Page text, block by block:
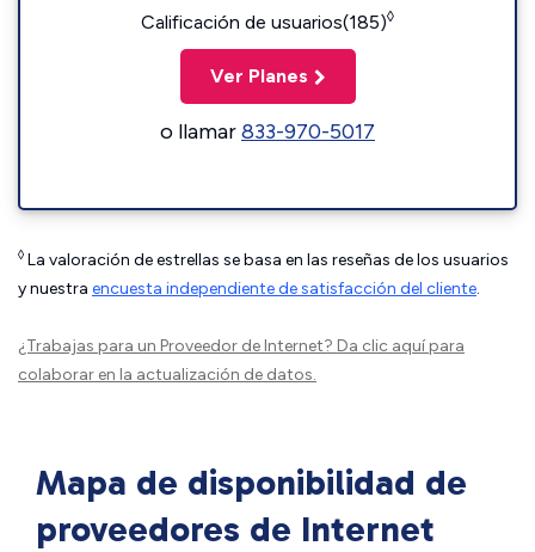
Calificación de usuarios(185)◊
Ver Planes
o llamar833-970-5017
◊ La valoración de estrellas se basa en las reseñas de los usuarios
y nuestra encuesta independiente de satisfacción del cliente.
¿Trabajas para un Proveedor de Internet? Da clic aquípara
colaborar en la actualización de datos.
Mapa de disponibilidad de
proveedores de Internet